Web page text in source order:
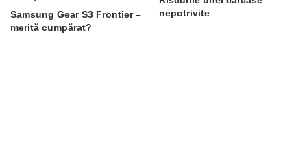
Samsung Gear S3 Frontier –
merită cumpărat?
nepotrivite